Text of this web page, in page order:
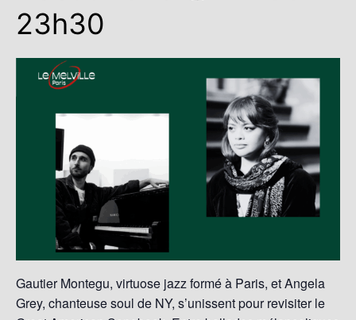
23h30
Gautier Montegu, virtuose jazz formé à Paris, et Angela
Grey, chanteuse soul de NY, s’unissent pour revisiter le